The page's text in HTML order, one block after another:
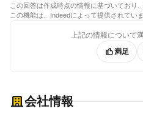
この回答は作成時点の情報に基づいており
この機能は、Indeedによって提供されていま
上記の情報について
満足
会社情報